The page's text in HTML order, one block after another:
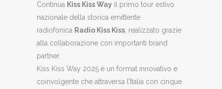
Continua Kiss Kiss Way il primo tour estivo
nazionale della storica emittente
radiofonica Radio Kiss Kiss , realizzato grazie
alla collaborazione con importanti brand
partner.
Kiss Kiss Way 2025 è un format innovativo e
coinvolgente che attraversa l’Italia con cinque